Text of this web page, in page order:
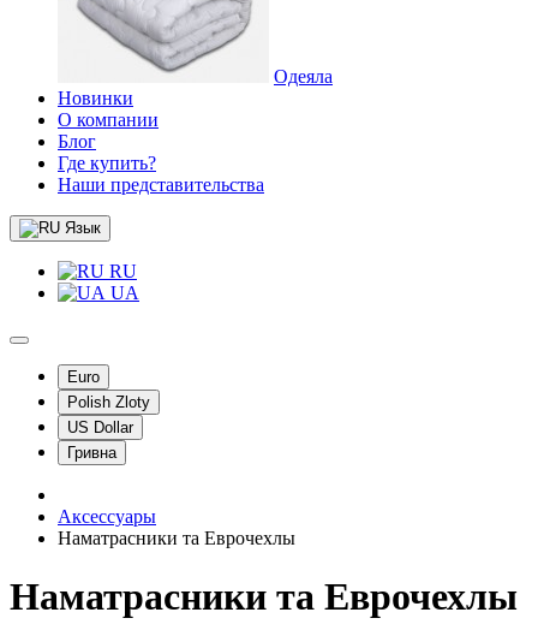
Одеяла
Новинки
О компании
Блог
Где купить?
Наши представительства
Язык
RU
UA
Euro
Polish Zloty
US Dollar
Гривна
Аксессуары
Наматрасники та Еврочехлы
Наматрасники та Еврочехлы